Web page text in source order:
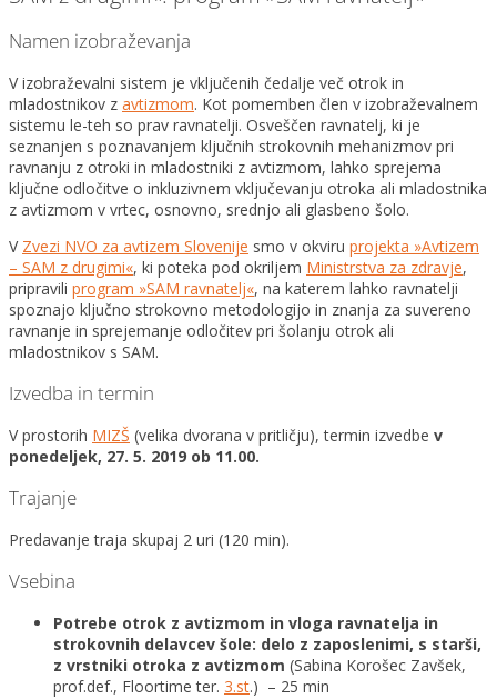
Namen izobraževanja
V izobraževalni sistem je vključenih čedalje več otrok in
mladostnikov z avtizmom. Kot pomemben člen v izobraževalnem
sistemu le-teh so prav ravnatelji. Osveščen ravnatelj, ki je
seznanjen s poznavanjem ključnih strokovnih mehanizmov pri
ravnanju z otroki in mladostniki z avtizmom, lahko sprejema
ključne odločitve o inkluzivnem vključevanju otroka ali mladostnika
z avtizmom v vrtec, osnovno, srednjo ali glasbeno šolo.
V Zvezi NVO za avtizem Slovenije smo v okviru projekta »Avtizem
– SAM z drugimi«, ki poteka pod okriljem Ministrstva za zdravje,
pripravili program »SAM ravnatelj«, na katerem lahko ravnatelji
spoznajo ključno strokovno metodologijo in znanja za suvereno
ravnanje in sprejemanje odločitev pri šolanju otrok ali
mladostnikov s SAM.
Izvedba in termin
V prostorih MIZŠ (velika dvorana v pritličju), termin izvedbe v
ponedeljek, 27. 5. 2019 ob 11.00.
Trajanje
Predavanje traja skupaj 2 uri (120 min).
Vsebina
Potrebe otrok z avtizmom in vloga ravnatelja in
strokovnih delavcev šole: delo z zaposlenimi, s starši,
z vrstniki otroka z avtizmom (Sabina Korošec Zavšek,
prof.def., Floortime ter. 3.st.) – 25 min